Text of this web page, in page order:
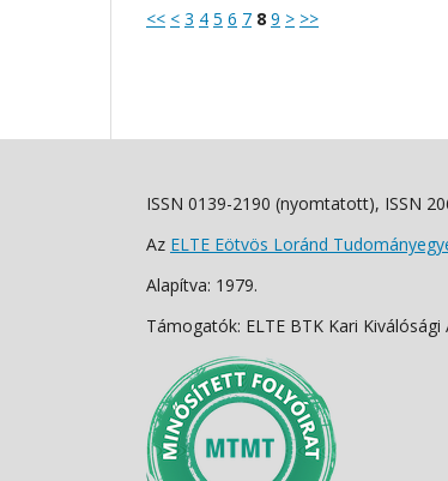
<< < 3 4 5 6 7 8 9 > >>
ISSN 0139-2190 (nyomtatott), ISSN
Az ELTE Eötvös Loránd
Alapítva: 1979.
Támogatók: ELTE BTK Kari